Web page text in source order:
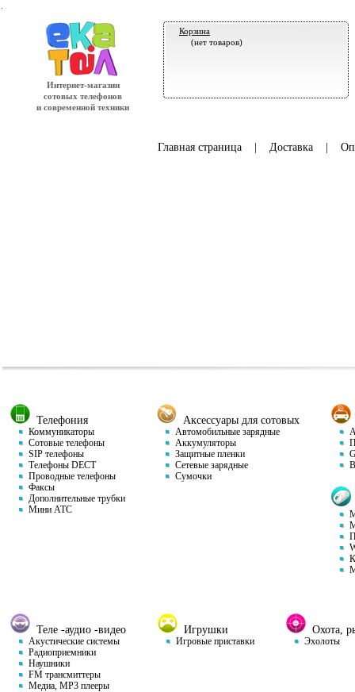
Интернет-магазин
сотовых телефонов
и современной техники
Корзина
(нет товаров)
Главная страница| Доставка|
Телефония
Коммуникаторы
Сотовые телефоны
SIP телефоны
Телефоны DECT
Проводные телефоны
Факсы
Дополнительные трубки
Мини АТС
Аксессуары для сотовых
Автомобильные зарядные
Аккумуляторы
Защитные пленки
Сетевые зарядные
Сумочки
Теле -аудио -видео
Акустические системы
Радиоприемники
Наушники
FM трансмиттеры
Медиа, MP3 плееры
Игрушки
Игровые приставки
Охота,
Эхолоты